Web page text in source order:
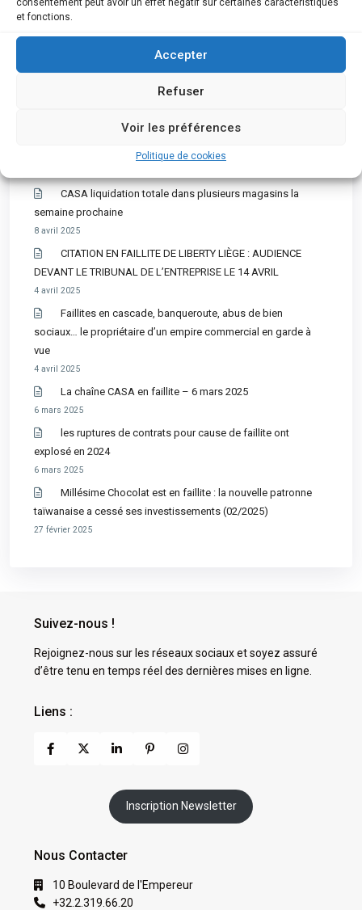
consentement peut avoir un effet négatif sur certaines caractéristiques
et fonctions.
Accepter
Refuser
Voir les préférences
Politique de cookies
annoncé sa faillite, le magasin de Tournai reste, quant à lui,
CORA voici les sept magasins concernés par une
Une ASBL en tandem avec la justice pour aider les
indépendants en détresse
CASA liquidation totale dans plusieurs magasins la
semaine prochaine
8 avril 2025
CITATION EN FAILLITE DE LIBERTY LIÈGE : AUDIENCE
DEVANT LE TRIBUNAL DE L’ENTREPRISE LE 14 AVRIL
4 avril 2025
Faillites en cascade, banqueroute, abus de bien
sociaux… le propriétaire d’un empire commercial en garde à
vue
4 avril 2025
La chaîne CASA en faillite – 6 mars 2025
6 mars 2025
les ruptures de contrats pour cause de faillite ont
explosé en 2024
6 mars 2025
Millésime Chocolat est en faillite : la nouvelle patronne
taïwanaise a cessé ses investissements (02/2025)
27 février 2025
Suivez-nous !
Rejoignez-nous sur les réseaux sociaux et soyez assuré
d’être tenu en temps réel des dernières mises en ligne.
Liens :
Inscription Newsletter
Nous Contacter
10 Boulevard de l'Empereur
+32.2.319.66.20